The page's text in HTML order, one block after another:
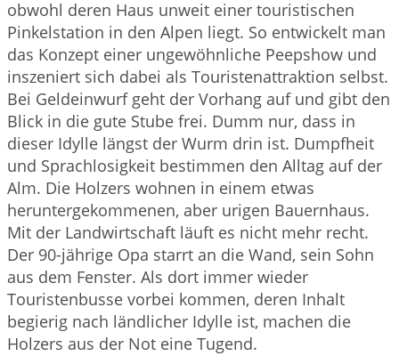
obwohl deren Haus unweit einer touristischen
Pinkelstation in den Alpen liegt. So entwickelt man
das Konzept einer ungewöhnliche Peepshow und
inszeniert sich dabei als Touristenattraktion selbst.
Bei Geldeinwurf geht der Vorhang auf und gibt den
Blick in die gute Stube frei. Dumm nur, dass in
dieser Idylle längst der Wurm drin ist. Dumpfheit
und Sprachlosigkeit bestimmen den Alltag auf der
Alm. Die Holzers wohnen in einem etwas
heruntergekommenen, aber urigen Bauernhaus.
Mit der Landwirtschaft läuft es nicht mehr recht.
Der 90-jährige Opa starrt an die Wand, sein Sohn
aus dem Fenster. Als dort immer wieder
Touristenbusse vorbei kommen, deren Inhalt
begierig nach ländlicher Idylle ist, machen die
Holzers aus der Not eine Tugend.